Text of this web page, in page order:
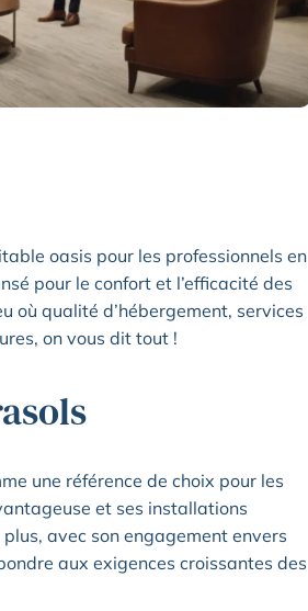
oasis pour les professionnels en
pour le confort et l’efficacité des
où qualité d’hébergement, services
on vous dit tout !
une référence de choix pour les
et ses installations
avec son engagement envers
aux exigences croissantes des